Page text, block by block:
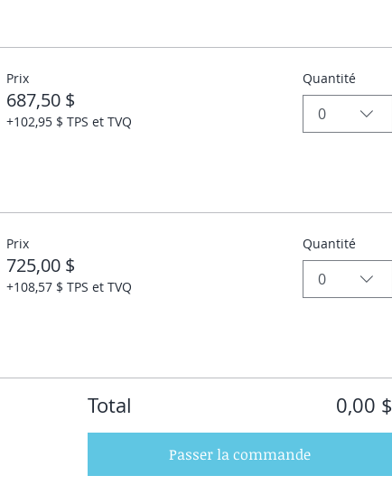
Prix
687,50 $
+102,95 $ TPS et TVQ
Quantité
0
Prix
725,00 $
+108,57 $ TPS et TVQ
Quantité
0
Total 0,00 $
Passer la commande